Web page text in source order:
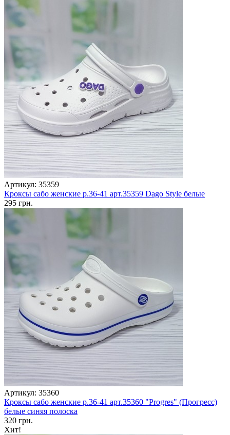
Артикул: 35359
Кроксы сабо женские р.36-41 арт.35359 Dago Style белые
295 грн.
Артикул: 35360
Кроксы сабо женские р.36-41 арт.35360 "Progres" (Прогресс)
белые синяя полоска
320 грн.
Хит!